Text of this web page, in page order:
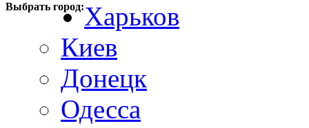
Выбрать город:Харьков
Киев
Донецк
Одесса